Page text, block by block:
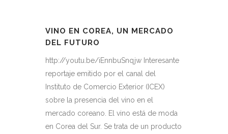
VINO EN COREA, UN MERCADO
DEL FUTURO
http://youtu.be/iEnnbuSnqjw Interesante
reportaje emitido por el canal del
Instituto de Comercio Exterior (ICEX)
sobre la presencia del vino en el
mercado coreano. El vino está de moda
en Corea del Sur. Se trata de un producto